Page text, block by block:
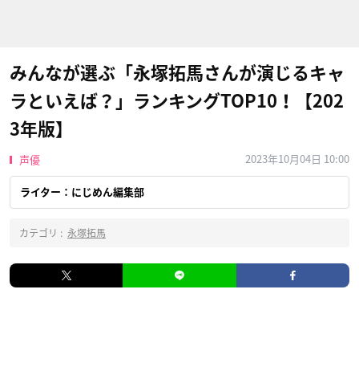
みんなが選ぶ「永塚拓馬さんが演じるキャ
ラといえば？」ランキングTOP10！【202
3年版】
声優 2023年10月04日 10:00
ライター：にじめん編集部
カテゴリ : 永塚拓馬